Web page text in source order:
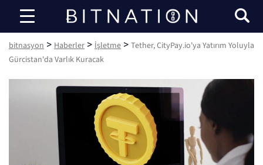
bitnasyon
bitnasyon > Haberler > İşletme > Tether, CityPay.io'ya Yatırım Yoluyla
Gürcistan'da Varlık Kuracak